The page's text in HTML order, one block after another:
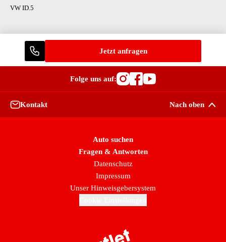
VW ID.5
Jetzt anfragen
Folge uns auf:
Besuche
Besuche
Besuche
Kontakt Nach oben
Auto suchen
Fragen & Antworten
Datenschutz
Impressum
Unser Hinweisgebersystem
Zur Startseite